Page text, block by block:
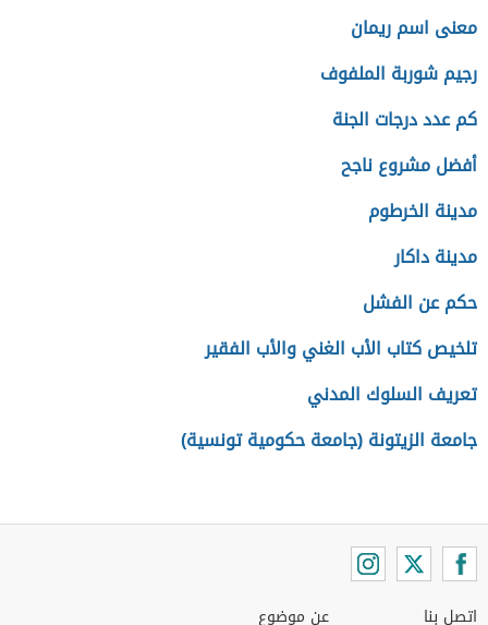
معنى اسم ريمان
رجيم شوربة الملفوف
كم عدد درجات الجنة
أفضل مشروع ناجح
مدينة الخرطوم
مدينة داكار
حكم عن الفشل
تلخيص كتاب الأب الغني والأب الفقير
تعريف السلوك المدني
جامعة الزيتونة (جامعة حكومية تونسية)
اتصل بنا عن موضوع